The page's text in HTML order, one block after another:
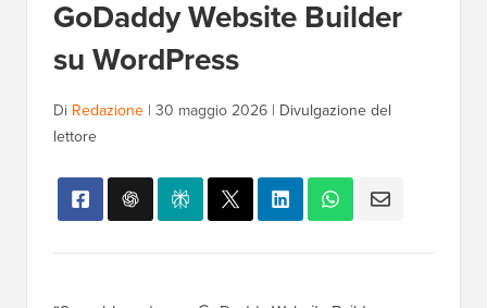
GoDaddy Website Builder
su WordPress
Di Redazione | 30 maggio 2026 | Divulgazione del
lettore